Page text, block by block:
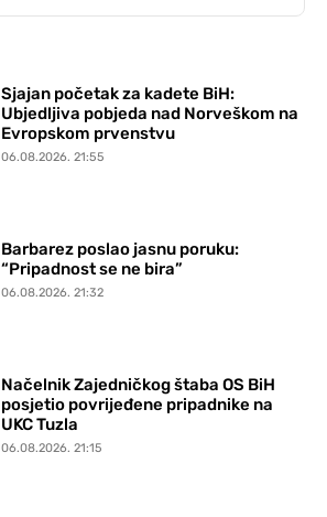
Sjajan početak za kadete BiH:
Ubjedljiva pobjeda nad Norveškom na
Evropskom prvenstvu
06.08.2026. 21:55
Barbarez poslao jasnu poruku:
“Pripadnost se ne bira”
06.08.2026. 21:32
Načelnik Zajedničkog štaba OS BiH
posjetio povrijeđene pripadnike na
UKC Tuzla
06.08.2026. 21:15